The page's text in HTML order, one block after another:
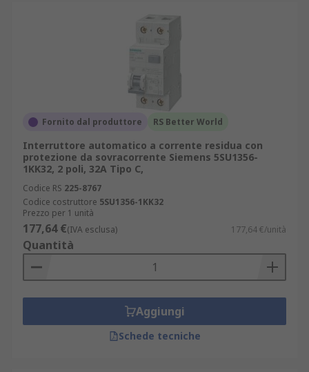
Fornito dal produttore RS Better World
Interruttore automatico a corrente residua con
protezione da sovracorrente Siemens 5SU1356-
1KK32, 2 poli, 32A Tipo C,
Codice RS 225-8767
Codice costruttore 5SU1356-1KK32
Prezzo per 1 unità
177,64 €(IVA esclusa) 177,64 €/unità
Quantità
Aggiungi
Schede tecniche